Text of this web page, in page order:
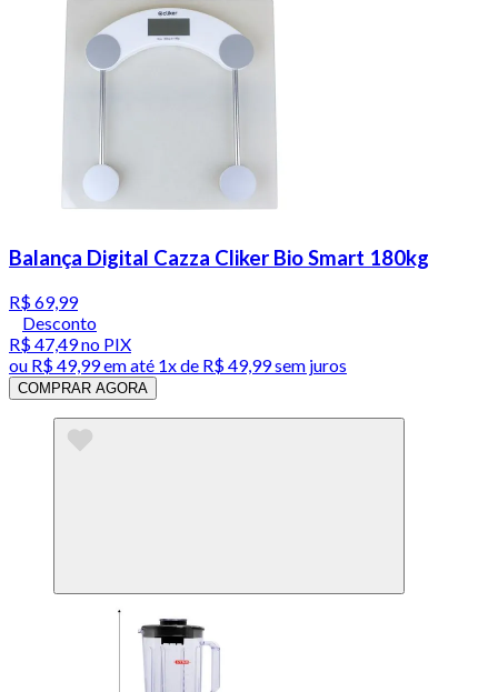
Balança Digital Cazza Cliker Bio Smart 180kg
R$ 69,99
Desconto
R$ 47,49no PIX
ou R$ 49,99em até 1x de R$ 49,99sem juros
COMPRAR AGORA